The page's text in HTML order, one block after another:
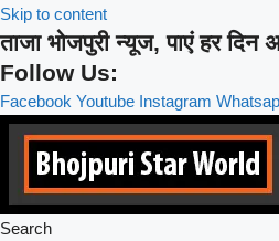
Skip to content
ताजा भोजपुरी न्यूज, पाएं हर दिन
Follow Us:
Facebook Youtube Instagram
Search